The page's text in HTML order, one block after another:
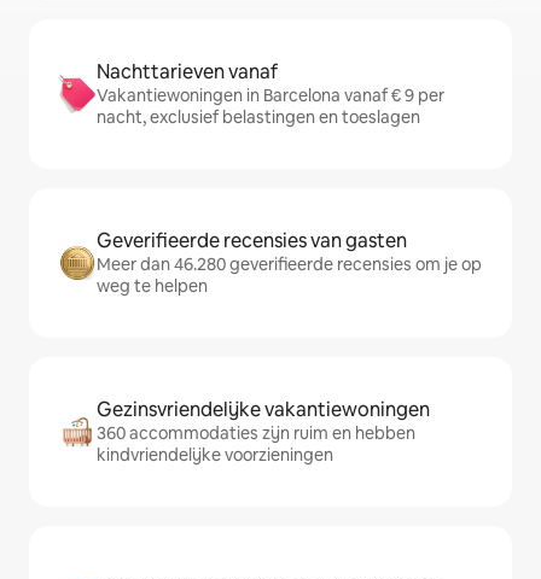
Nachttarieven vanaf
Vakantiewoningen in Barcelona vanaf € 9 per
nacht, exclusief belastingen en toeslagen
Geverifieerde recensies van gasten
Meer dan 46.280 geverifieerde recensies om je op
weg te helpen
Gezinsvriendelijke vakantiewoningen
360 accommodaties zijn ruim en hebben
kindvriendelijke voorzieningen